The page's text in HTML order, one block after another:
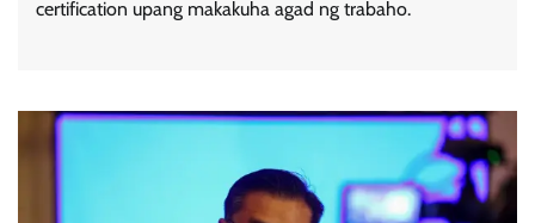
certification upang makakuha agad ng trabaho.